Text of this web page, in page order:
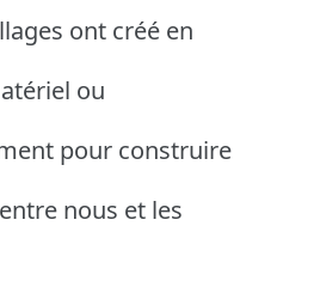
ont créé en
ou
pour construire
nous et les